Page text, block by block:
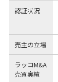
認証状況
売主の立場
ラッコM&A
売買実績